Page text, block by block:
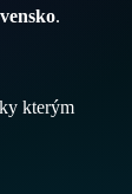
.
kterým